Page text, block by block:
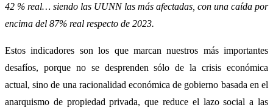
42 % real… siendo las UUNN las más afectadas, con una caída por
encima del 87% real respecto de 2023.
Estos indicadores son los que marcan nuestros más importantes
desafíos, porque no se desprenden sólo de la crisis económica
actual, sino de una racionalidad económica de gobierno basada en el
anarquismo de propiedad privada, que reduce el lazo social a las